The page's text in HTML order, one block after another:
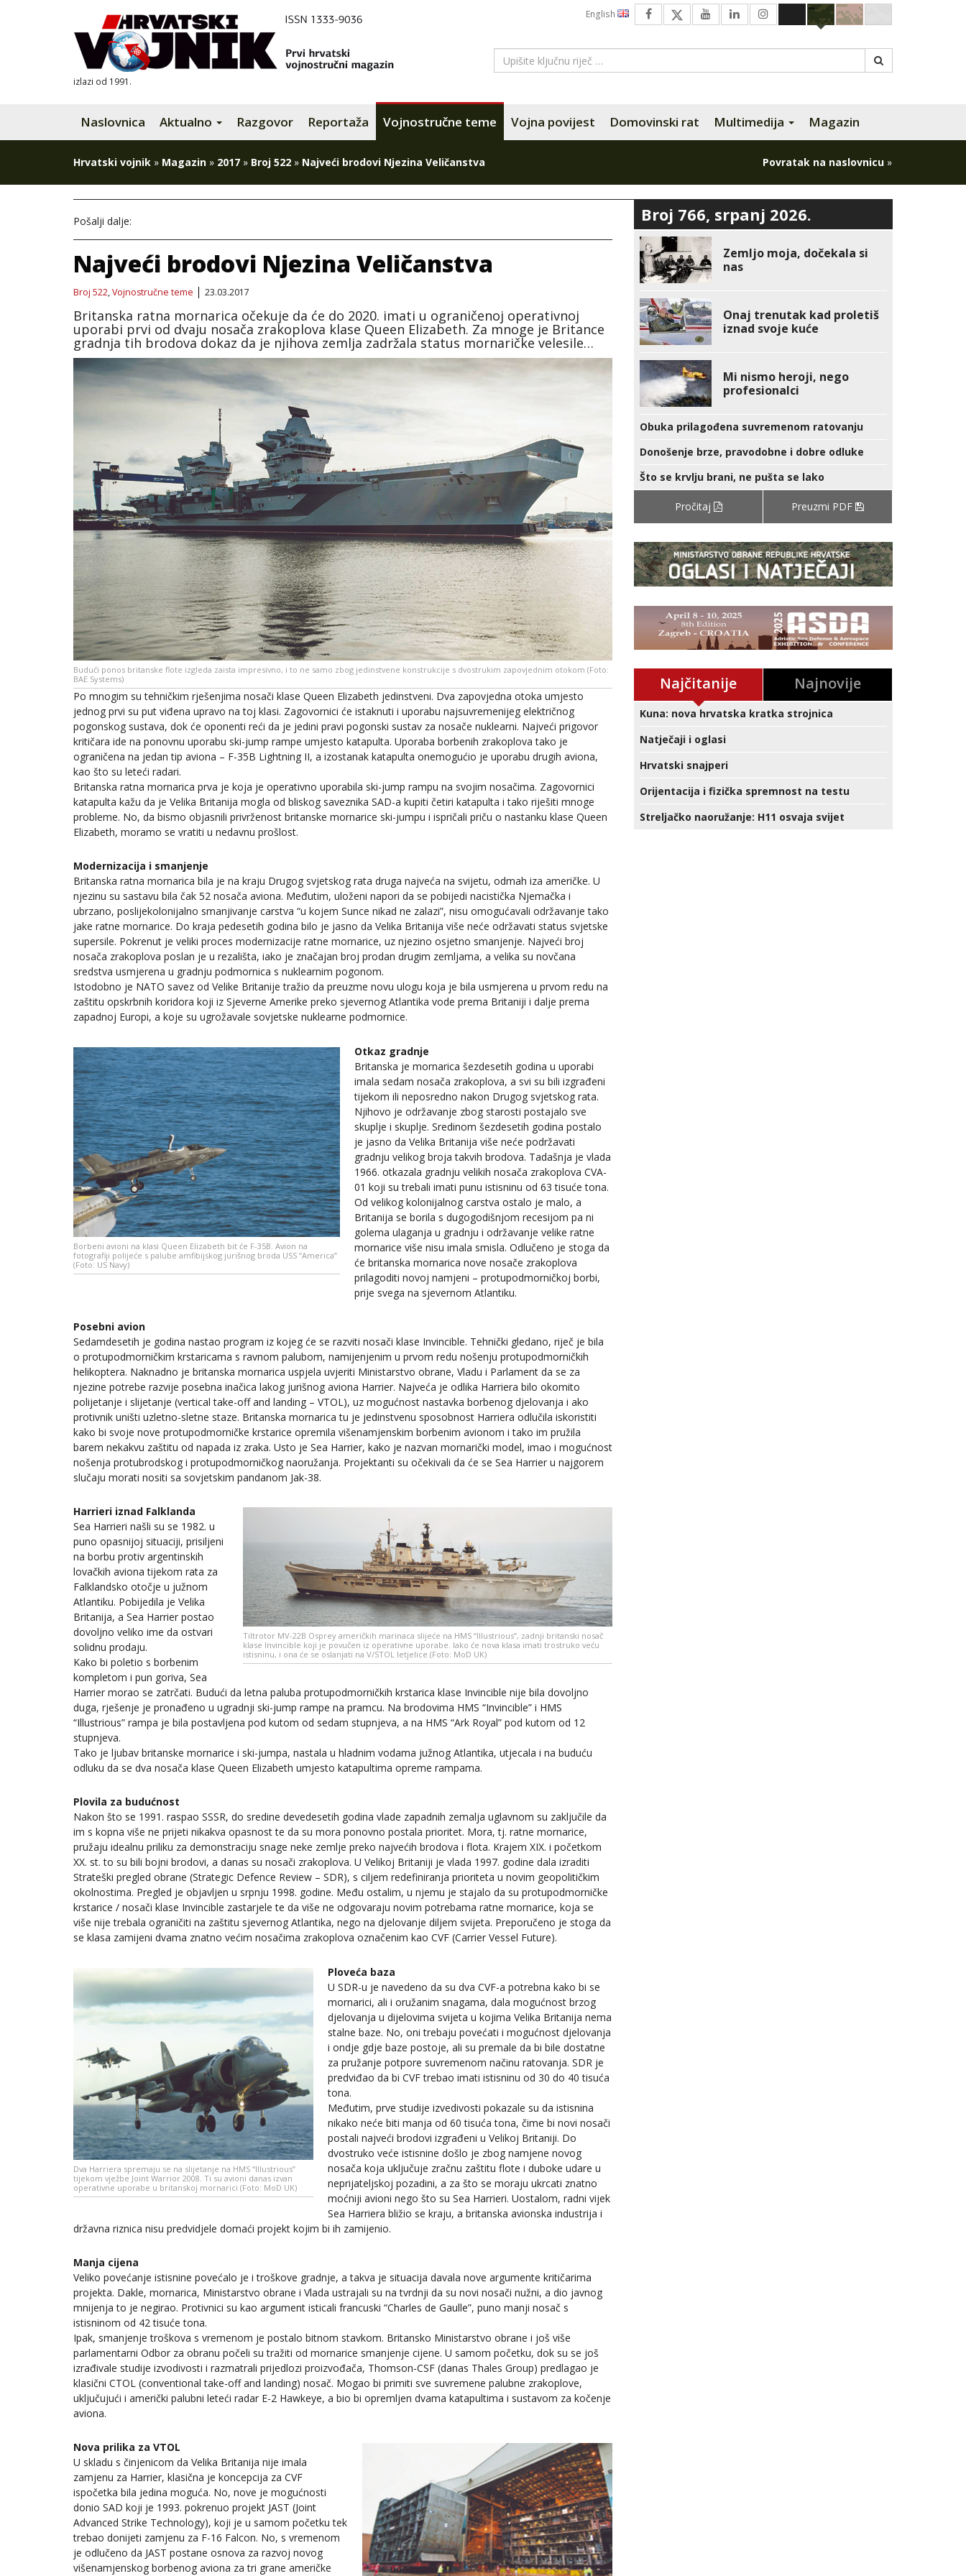
izlazi od 1991.
English
Naslovnica Aktualno Razgovor Reportaža Vojnostručne teme Vojna povijest Domovinski rat Multimedija Magazin
Hrvatski vojnik » Magazin » 2017 » Broj 522 » Najveći brodovi Njezina Veličanstva Povratak na naslovnicu »
Pošalji dalje:
Najveći brodovi Njezina Veličanstva
Broj 522,Vojnostručne teme 23.03.2017
Britanska ratna mornarica očekuje da će do 2020. imati u ograničenoj operativnoj
uporabi prvi od dvaju nosača zrakoplova klase Queen Elizabeth. Za mnoge je Britance
gradnja tih brodova dokaz da je njihova zemlja zadržala status mornaričke velesile…
Budući ponos britanske flote izgleda zaista impresivno, i to ne samo zbog jedinstvene konstrukcije s dvostrukim zapovjednim otokom (Foto:
BAE Systems)
Po mnogim su tehničkim rješenjima nosači klase Queen Elizabeth jedinstveni. Dva zapovjedna otoka umjesto
jednog prvi su put viđena upravo na toj klasi. Zagovornici će istaknuti i uporabu najsuvremenijeg električnog
pogonskog sustava, dok će oponenti reći da je jedini pravi pogonski sustav za nosače nuklearni. Najveći prigovor
kritičara ide na ponovnu uporabu ski-jump rampe umjesto katapulta. Uporaba borbenih zrakoplova tako je
ograničena na jedan tip aviona – F-35B Lightning II, a izostanak katapulta onemogućio je uporabu drugih aviona,
kao što su leteći radari.
Britanska ratna mornarica prva je koja je operativno uporabila ski-jump rampu na svojim nosačima. Zagovornici
katapulta kažu da je Velika Britanija mogla od bliskog saveznika SAD-a kupiti četiri katapulta i tako riješiti mnoge
probleme. No, da bismo objasnili privrženost britanske mornarice ski-jumpu i ispričali priču o nastanku klase Queen
Elizabeth, moramo se vratiti u nedavnu prošlost.
Modernizacija i smanjenje
Britanska ratna mornarica bila je na kraju Drugog svjetskog rata druga najveća na svijetu, odmah iza američke. U
njezinu su sastavu bila čak 52 nosača aviona. Međutim, uloženi napori da se pobijedi nacistička Njemačka i
ubrzano, poslijekolonijalno smanjivanje carstva “u kojem Sunce nikad ne zalazi”, nisu omogućavali održavanje tako
jake ratne mornarice. Do kraja pedesetih godina bilo je jasno da Velika Britanija više neće održavati status svjetske
supersile. Pokrenut je veliki proces modernizacije ratne mornarice, uz njezino osjetno smanjenje. Najveći broj
nosača zrakoplova poslan je u rezališta, iako je značajan broj prodan drugim zemljama, a velika su novčana
sredstva usmjerena u gradnju podmornica s nuklearnim pogonom.
Istodobno je NATO savez od Velike Britanije tražio da preuzme novu ulogu koja je bila usmjerena u prvom redu na
zaštitu opskrbnih koridora koji iz Sjeverne Amerike preko sjevernog Atlantika vode prema Britaniji i dalje prema
zapadnoj Europi, a koje su ugrožavale sovjetske nuklearne podmornice.
Borbeni avioni na klasi Queen Elizabeth bit će F-35B. Avion na
fotografiji polijeće s palube amfibijskog jurišnog broda USS “America”
(Foto: US Navy)
Otkaz gradnje
Britanska je mornarica šezdesetih godina u uporabi
imala sedam nosača zrakoplova, a svi su bili izgrađeni
tijekom ili neposredno nakon Drugog svjetskog rata.
Njihovo je održavanje zbog starosti postajalo sve
skuplje i skuplje. Sredinom šezdesetih godina postalo
je jasno da Velika Britanija više neće podržavati
gradnju velikog broja takvih brodova. Tadašnja je vlada
1966. otkazala gradnju velikih nosača zrakoplova CVA-
01 koji su trebali imati punu istisninu od 63 tisuće tona.
Od velikog kolonijalnog carstva ostalo je malo, a
Britanija se borila s dugogodišnjom recesijom pa ni
golema ulaganja u gradnju i održavanje velike ratne
mornarice više nisu imala smisla. Odlučeno je stoga da
će britanska mornarica nove nosače zrakoplova
prilagoditi novoj namjeni – protupodmorničkoj borbi,
prije svega na sjevernom Atlantiku.
Posebni avion
Sedamdesetih je godina nastao program iz kojeg će se razviti nosači klase Invincible. Tehnički gledano, riječ je bila
o protupodmorničkim krstaricama s ravnom palubom, namijenjenim u prvom redu nošenju protupodmorničkih
helikoptera. Naknadno je britanska mornarica uspjela uvjeriti Ministarstvo obrane, Vladu i Parlament da se za
njezine potrebe razvije posebna inačica lakog jurišnog aviona Harrier. Najveća je odlika Harriera bilo okomito
polijetanje i slijetanje (vertical take-off and landing – VTOL), uz mogućnost nastavka borbenog djelovanja i ako
protivnik uništi uzletno-sletne staze. Britanska mornarica tu je jedinstvenu sposobnost Harriera odlučila iskoristiti
kako bi svoje nove protupodmorničke krstarice opremila višenamjenskim borbenim avionom i tako im pružila
barem nekakvu zaštitu od napada iz zraka. Usto je Sea Harrier, kako je nazvan mornarički model, imao i mogućnost
nošenja protubrodskog i protupodmorničkog naoružanja. Projektanti su očekivali da će se Sea Harrier u najgorem
slučaju morati nositi sa sovjetskim pandanom Jak-38.
Tiltrotor MV-22B Osprey američkih marinaca slijeće na HMS “Illustrious”, zadnji britanski nosač
klase Invincible koji je povučen iz operativne uporabe. Iako će nova klasa imati trostruko veću
istisninu, i ona će se oslanjati na V/STOL letjelice (Foto: MoD UK)
Harrieri iznad Falklanda
Sea Harrieri našli su se 1982. u
puno opasnijoj situaciji, prisiljeni
na borbu protiv argentinskih
lovačkih aviona tijekom rata za
Falklandsko otočje u južnom
Atlantiku. Pobijedila je Velika
Britanija, a Sea Harrier postao
dovoljno veliko ime da ostvari
solidnu prodaju.
Kako bi poletio s borbenim
kompletom i pun goriva, Sea
Harrier morao se zatrčati. Budući da letna paluba protupodmorničkih krstarica klase Invincible nije bila dovoljno
duga, rješenje je pronađeno u ugradnji ski-jump rampe na pramcu. Na brodovima HMS “Invincible” i HMS
“Illustrious” rampa je bila postavljena pod kutom od sedam stupnjeva, a na HMS “Ark Royal” pod kutom od 12
stupnjeva.
Tako je ljubav britanske mornarice i ski-jumpa, nastala u hladnim vodama južnog Atlantika, utjecala i na buduću
odluku da se dva nosača klase Queen Elizabeth umjesto katapultima opreme rampama.
Plovila za budućnost
Nakon što se 1991. raspao SSSR, do sredine devedesetih godina vlade zapadnih zemalja uglavnom su zaključile da
im s kopna više ne prijeti nikakva opasnost te da su mora ponovno postala prioritet. Mora, tj. ratne mornarice,
pružaju idealnu priliku za demonstraciju snage neke zemlje preko najvećih brodova i flota. Krajem XIX. i početkom
XX. st. to su bili bojni brodovi, a danas su nosači zrakoplova. U Velikoj Britaniji je vlada 1997. godine dala izraditi
Strateški pregled obrane (Strategic Defence Review – SDR), s ciljem redefiniranja prioriteta u novim geopolitičkim
okolnostima. Pregled je objavljen u srpnju 1998. godine. Među ostalim, u njemu je stajalo da su protupodmorničke
krstarice / nosači klase Invincible zastarjele te da više ne odgovaraju novim potrebama ratne mornarice, koja se
više nije trebala ograničiti na zaštitu sjevernog Atlantika, nego na djelovanje diljem svijeta. Preporučeno je stoga da
se klasa zamijeni dvama znatno većim nosačima zrakoplova označenim kao CVF (Carrier Vessel Future).
Dva Harriera spremaju se na slijetanje na HMS “Illustrious”
tijekom vježbe Joint Warrior 2008. Ti su avioni danas izvan
operativne uporabe u britanskoj mornarici (Foto: MoD UK)
Ploveća baza
U SDR-u je navedeno da su dva CVF-a potrebna kako bi se
mornarici, ali i oružanim snagama, dala mogućnost brzog
djelovanja u dijelovima svijeta u kojima Velika Britanija nema
stalne baze. No, oni trebaju povećati i mogućnost djelovanja
i ondje gdje baze postoje, ali su premale da bi bile dostatne
za pružanje potpore suvremenom načinu ratovanja. SDR je
predviđao da bi CVF trebao imati istisninu od 30 do 40 tisuća
tona.
Međutim, prve studije izvedivosti pokazale su da istisnina
nikako neće biti manja od 60 tisuća tona, čime bi novi nosači
postali najveći brodovi izgrađeni u Velikoj Britaniji. Do
dvostruko veće istisnine došlo je zbog namjene novog
nosača koja uključuje zračnu zaštitu flote i duboke udare u
neprijateljskoj pozadini, a za što se moraju ukrcati znatno
moćniji avioni nego što su Sea Harrieri. Uostalom, radni vijek
Sea Harriera bližio se kraju, a britanska avionska industrija i
državna riznica nisu predvidjele domaći projekt kojim bi ih zamijenio.
Manja cijena
Veliko povećanje istisnine povećalo je i troškove gradnje, a takva je situacija davala nove argumente kritičarima
projekta. Dakle, mornarica, Ministarstvo obrane i Vlada ustrajali su na tvrdnji da su novi nosači nužni, a dio javnog
mnijenja to je negirao. Protivnici su kao argument isticali francuski “Charles de Gaulle”, puno manji nosač s
istisninom od 42 tisuće tona.
Ipak, smanjenje troškova s vremenom je postalo bitnom stavkom. Britansko Ministarstvo obrane i još više
parlamentarni Odbor za obranu počeli su tražiti od mornarice smanjenje cijene. U samom početku, dok su se još
izrađivale studije izvodivosti i razmatrali prijedlozi proizvođača, Thomson-CSF (danas Thales Group) predlagao je
klasični CTOL (conventional take-off and landing) nosač. Mogao bi primiti sve suvremene palubne zrakoplove,
uključujući i američki palubni leteći radar E-2 Hawkeye, a bio bi opremljen dvama katapultima i sustavom za kočenje
aviona.
Nova prilika za VTOL
U skladu s činjenicom da Velika Britanija nije imala
zamjenu za Harrier, klasična je koncepcija za CVF
ispočetka bila jedina moguća. No, nove je mogućnosti
donio SAD koji je 1993. pokrenuo projekt JAST (Joint
Advanced Strike Technology), koji je u samom početku tek
trebao donijeti zamjenu za F-16 Falcon. No, s vremenom
je odlučeno da JAST postane osnova za razvoj novog
višenamjenskog borbenog aviona za tri grane američke
Broj 766, srpanj 2026.
Zemljo moja, dočekala si
nas
Onaj trenutak kad proletiš
iznad svoje kuće
Mi nismo heroji, nego
profesionalci
Obuka prilagođena suvremenom ratovanju
Donošenje brze, pravodobne i dobre odluke
Što se krvlju brani, ne pušta se lako
Pročitaj Preuzmi PDF
Najčitanije Najnovije
Kuna: nova hrvatska kratka strojnica
Natječaji i oglasi
Hrvatski snajperi
Orijentacija i fizička spremnost na testu
Streljačko naoružanje: H11 osvaja svijet